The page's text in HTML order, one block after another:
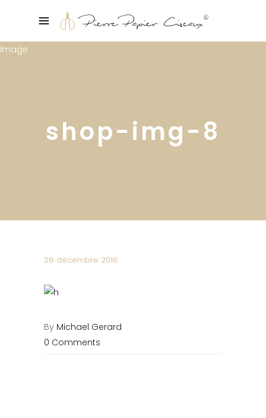
shop-img-8
26 décembre 2016
By Michael Gerard
0 Comments